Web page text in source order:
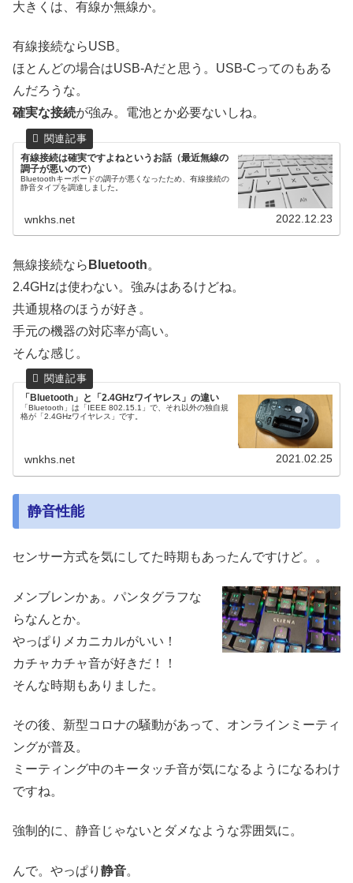
大きくは、有線か無線か。
有線接続ならUSB。
ほとんどの場合はUSB-Aだと思う。USB-Cってのもある
んだろうな。
確実な接続が強み。電池とか必要ないしね。
有線接続は確実ですよねというお話（最近無線の
調子が悪いので）
Bluetoothキーボードの調子が悪くなったため、有線接続の
静音タイプを調達しました。
wnkhs.net 2022.12.23
無線接続なら Bluetooth。
2.4GHzは使わない。強みはあるけどね。
共通規格のほうが好き。
手元の機器の対応率が高い。
そんな感じ。
「Bluetooth」と「2.4GHzワイヤレス」の違い
「Bluetooth」は「IEEE 802.15.1」で、それ以外の独自規
格が「2.4GHzワイヤレス」です。
wnkhs.net 2021.02.25
静音性能
センサー方式を気にしてた時期もあったんですけど。。
メンブレンかぁ。パンタグラフな
らなんとか。
やっぱりメカニカルがいい！
カチャカチャ音が好きだ！！
そんな時期もありました。
その後、新型コロナの騒動があって、オンラインミーティ
ングが普及。
ミーティング中のキータッチ音が気になるようになるわけ
ですね。
強制的に、静音じゃないとダメなような雰囲気に。
んで。やっぱり 静音。